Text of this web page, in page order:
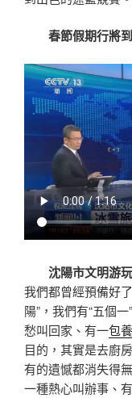
春節假期行將
沈陽市文明游
我們都曾經預備好
陽”，我們有“五個
愁叫回家、有一包
目的，其實是去廚
有的遺憾都消失得
一種熱心叫辦事、